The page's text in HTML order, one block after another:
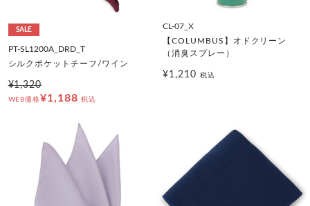
SALE
PT-SL1200A_DRD_T
シルクポケットチーフ/ワイン
¥1,320
WEB価格¥1,188 税込
CL-07_X
【COLUMBUS】オドクリーン
（消臭スプレー）
¥1,210 税込